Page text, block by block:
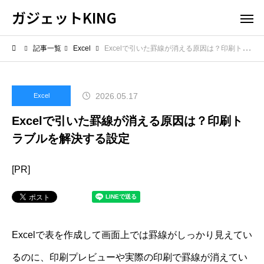
ガジェットKING
記事一覧 Excel Excelで引いた罫線が消える原因は？印刷トラブルを解決する設定
Excel 2026.05.17
Excelで引いた罫線が消える原因は？印刷ト
ラブルを解決する設定
[PR]
Excelで表を作成して画面上では罫線がしっかり見えてい
るのに、印刷プレビューや実際の印刷で罫線が消えてい